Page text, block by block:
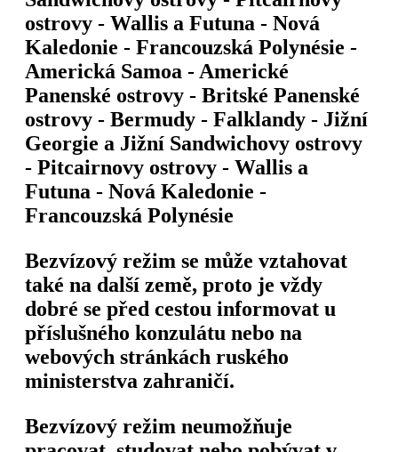
ostrovy - Wallis a Futuna - Nová
Kaledonie - Francouzská Polynésie -
Americká Samoa - Americké
Panenské ostrovy - Britské Panenské
ostrovy - Bermudy - Falklandy - Jižní
Georgie a Jižní Sandwichovy ostrovy
- Pitcairnovy ostrovy - Wallis a
Futuna - Nová Kaledonie -
Francouzská Polynésie
Bezvízový režim se může vztahovat
také na další země, proto je vždy
dobré se před cestou informovat u
příslušného konzulátu nebo na
webových stránkách ruského
ministerstva zahraničí.
Bezvízový režim neumožňuje